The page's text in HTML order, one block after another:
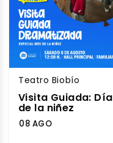
Teatro Biobío
Visita Guiada: Día
de la niñez
08 AGO